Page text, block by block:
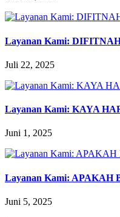
Layanan Kami:
Juli 22, 2025
Layanan Kami: KAYA
Juni 1, 2025
Layanan Kami: APAKAH
Juni 5, 2025